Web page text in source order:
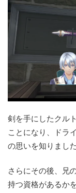
剣を手にしたクル
ことになり、ドラ
の思いを知りました
さらにその後、兄
持つ資格があるか